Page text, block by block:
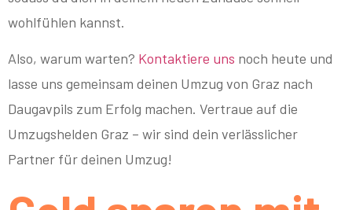
wohlfühlen kannst.
Also, warum warten? Kontaktiere uns noch heute und
lasse uns gemeinsam deinen Umzug von Graz nach
Daugavpils zum Erfolg machen. Vertraue auf die
Umzugshelden Graz – wir sind dein verlässlicher
Partner für deinen Umzug!